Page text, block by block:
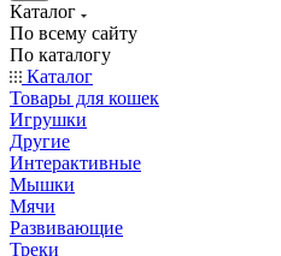
Каталог
По всему сайту
По каталогу
Каталог
Товары для кошек
Игрушки
Другие
Интерактивные
Мышки
Мячи
Развивающие
Треки